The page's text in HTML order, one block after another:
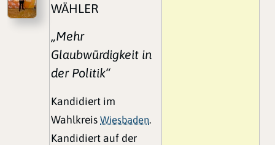
WÄHLER
„Mehr
Glaubwürdigkeit in
der Politik“
Kandidiert im
Wahlkreis Wiesbaden.
Kandidiert auf der